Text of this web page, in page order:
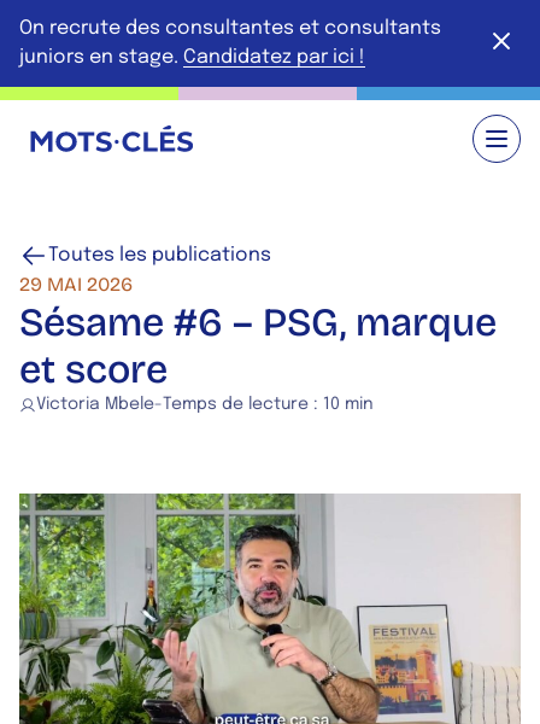
Aller au contenu principal
On recrute des consultantes et consultants
juniors en stage. Candidatez par ici !
Retour à l'accueil
Toutes les publications
29 MAI 2026
Sésame #6 – PSG, marque
et score
Victoria Mbele- Temps de lecture : 10 min